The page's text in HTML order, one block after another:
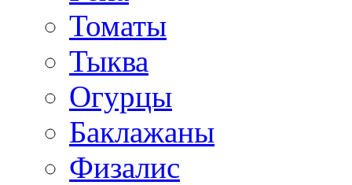
Томаты
Тыква
Огурцы
Баклажаны
Физалис